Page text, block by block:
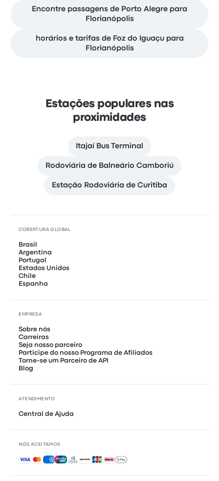
Encontre passagens de Porto Alegre para
Florianópolis
horários e tarifas de Foz do Iguaçu para
Florianópolis
Estações populares nas
proximidades
Itajaí Bus Terminal
Rodoviária de Balneário Camboriú
Estação Rodoviária de Curitiba
COBERTURA GLOBAL
Brasil
Argentina
Portugal
Estados Unidos
Chile
Espanha
EMPRESA
Sobre nós
Carreiras
Seja nosso parceiro
Participe do nosso Programa de Afiliados
Torne-se um Parceiro de API
Blog
ATENDIMENTO
Central de Ajuda
NÓS ACEITAMOS
Pagamentos aceitos